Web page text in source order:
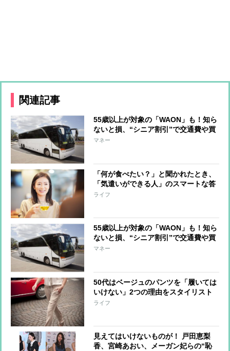
関連記事
55歳以上が対象の「WAON」も！知ら
ないと損、“シニア割引”で交通費や買
い物がお得に
マネー
「何が食べたい？」と聞かれたとき、
「気遣いができる人」のスマートな答
え方
ライフ
55歳以上が対象の「WAON」も！知ら
ないと損、“シニア割引”で交通費や買
い物がお得に
マネー
50代はベージュのパンツを「履いては
いけない」2つの理由をスタイリスト
が解説
ライフ
見えてはいけないものが！ 戸田恵梨
香、宮崎あおい、メーガン妃らの“恥